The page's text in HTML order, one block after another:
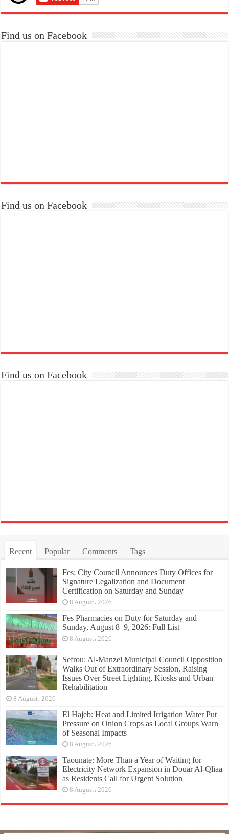
Find us on Facebook
Find us on Facebook
Find us on Facebook
Recent Popular Comments Tags
Fes: City Council Announces Duty Offices for
Signature Legalization and Document
Certification on Saturday and Sunday
8 August، 2026
Fes Pharmacies on Duty for Saturday and
Sunday, August 8–9, 2026: Full List
8 August، 2026
Sefrou: Al-Manzel Municipal Council Opposition
Walks Out of Extraordinary Session, Raising
Issues Over Street Lighting, Kiosks and Urban
Rehabilitation
8 August، 2026
El Hajeb: Heat and Limited Irrigation Water Put
Pressure on Onion Crops as Local Groups Warn
of Seasonal Impacts
8 August، 2026
Taounate: More Than a Year of Waiting for
Electricity Network Expansion in Douar Al-Qliaa
as Residents Call for Urgent Solution
8 August، 2026